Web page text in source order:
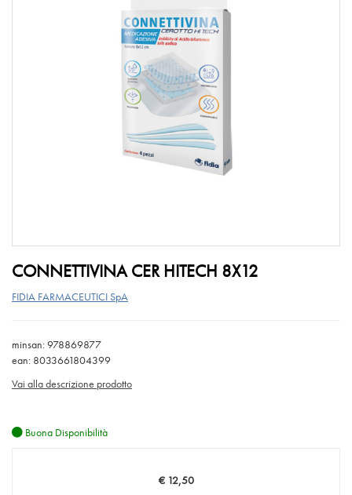
CONNETTIVINA CER HITECH 8X12
FIDIA FARMACEUTICI SpA
minsan: 978869877
ean: 8033661804399
Vai alla descrizione prodotto
Buona Disponibilità
Prezzo
€ 12,50